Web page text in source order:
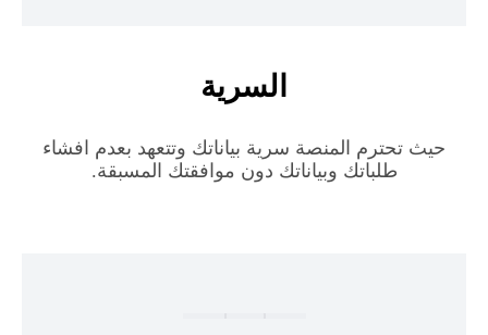
السرية
حيث تحترم المنصة سرية بياناتك وتتعهد بعدم افشاء
طلباتك وبياناتك دون موافقتك المسبقة.